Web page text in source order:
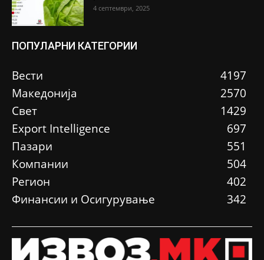
4 септември, 2025
ПОПУЛАРНИ КАТЕГОРИИ
Вести
4197
Македонија
2570
Свет
1429
Еxport Intelligence
697
Пазари
551
Компании
504
Регион
402
Финансии и Осигурување
342